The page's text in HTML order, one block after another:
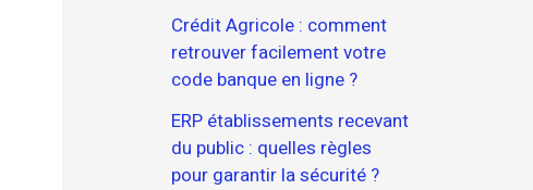
Crédit Agricole : comment
retrouver facilement votre
code banque en ligne ?
ERP établissements recevant
du public : quelles règles
pour garantir la sécurité ?